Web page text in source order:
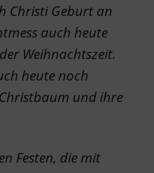
Christi Geburt an
auch heute
Weihnachtszeit.
heute noch
und ihre
Festen, die mit